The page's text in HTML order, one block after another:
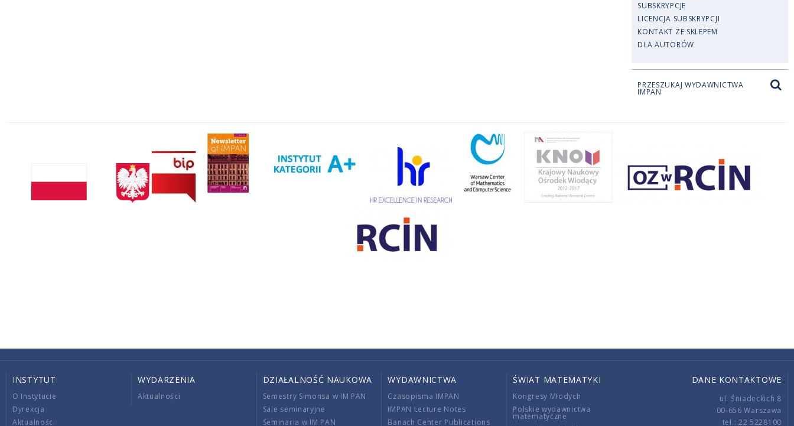
SUBSKRYPCJE
LICENCJA SUBSKRYPCJI
KONTAKT ZE SKLEPEM
DLA AUTORÓW
PRZESZUKAJ WYDAWNICTWA
IMPAN
INSTYTUT
O Instytucie
Dyrekcja
Aktualności
WYDARZENIA
Aktualności
DZIAŁALNOŚĆ NAUKOWA
Semestry Simonsa w IM PAN
Sale seminaryjne
Seminaria w IM PAN
WYDAWNICTWA
Czasopisma IMPAN
IMPAN Lecture Notes
Banach Center Publications
ŚWIAT MATEMATYKI
Kongresy Młodych
Polskie wydawnictwa
matematyczne
DANE KONTAKTOWE
ul. Śniadeckich 8
00-656 Warszawa
tel.: 22 5228100